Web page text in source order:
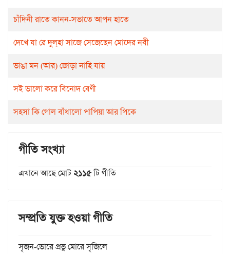
চাঁদিনী রাতে কানন-সভাতে আপন হাতে
দেখে যা রে দুল্‌হা সাজে সেজেছেন মোদের নবী
ভাঙা মন (আর) জোড়া নাহি যায়
সই ভালো করে বিনোদ বেণী
সহসা কি গোল বাঁধালো পাপিয়া আর পিকে
গীতি সংখ্যা
এখানে আছে মোট২১১৫টি গীতি
সম্প্রতি যুক্ত হওয়া গীতি
সৃজন-ভোরে প্রভু মোরে সৃজিলে